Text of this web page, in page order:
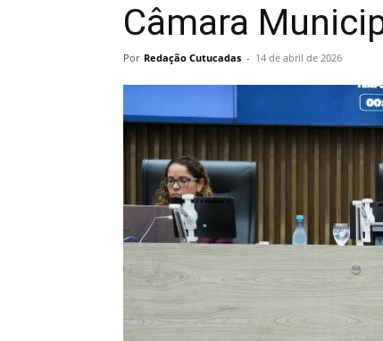
Câmara
Por Redação Cutucadas - 14 de abril de 2026